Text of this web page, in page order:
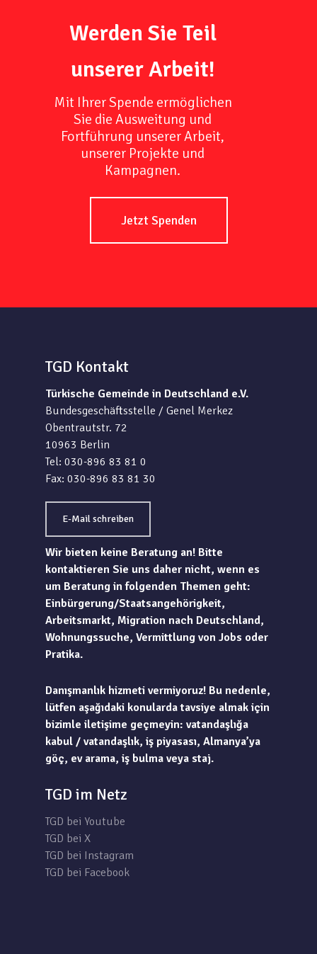
Werden Sie Teil
unserer Arbeit!
Mit Ihrer Spende ermöglichen
Sie die Ausweitung und
Fortführung unserer Arbeit,
unserer Projekte und
Kampagnen.
Jetzt Spenden
TGD Kontakt
Türkische Gemeinde in Deutschland e.V.
Bundesgeschäftsstelle / Genel Merkez
Obentrautstr. 72
10963 Berlin
Tel: 030-896 83 81 0
Fax: 030-896 83 81 30
E-Mail schreiben
Wir bieten keine Beratung an! Bitte
kontaktieren Sie uns daher nicht, wenn es
um Beratung in folgenden Themen geht:
Einbürgerung/Staatsangehörigkeit,
Arbeitsmarkt, Migration nach Deutschland,
Wohnungssuche, Vermittlung von Jobs oder
Pratika.
Danışmanlık hizmeti vermiyoruz! Bu nedenle,
lütfen aşağıdaki konularda tavsiye almak için
bizimle iletişime geçmeyin: vatandaşlığa
kabul / vatandaşlık, iş piyasası, Almanya’ya
göç, ev arama, iş bulma veya staj.
TGD im Netz
TGD bei Youtube
TGD bei X
TGD bei Instagram
TGD bei Facebook